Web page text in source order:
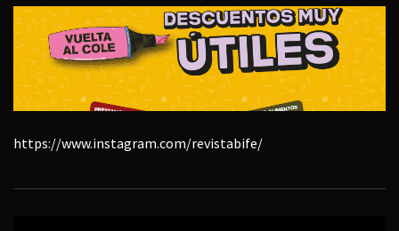
https://www.instagram.com/revistabife/